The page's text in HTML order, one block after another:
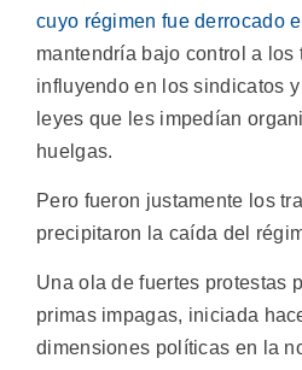
cuyo régimen fue derrocado
mantendría bajo control a los
influyendo en los sindicatos
leyes que les impedían
huelgas.
Pero fueron justamente los
precipitaron la caída del
Una ola de fuertes protestas
primas impagas, iniciada
dimensiones políticas en la